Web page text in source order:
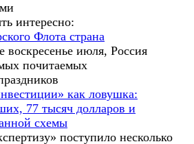
интересно:
Флота страна
воскресенье июля, Россия
почитаемых
как ловушка:
77 тысяч долларов и
схемы
поступило несколько